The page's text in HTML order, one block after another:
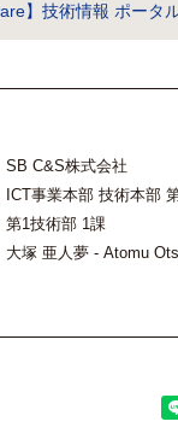
】技術情報 ポータ
SB C&S株式会社
ICT事業本部 技術本部
第1技術部 1課
大塚 亜人夢 - Atomu